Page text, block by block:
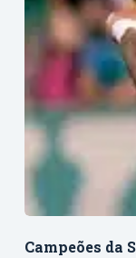
Campeões da